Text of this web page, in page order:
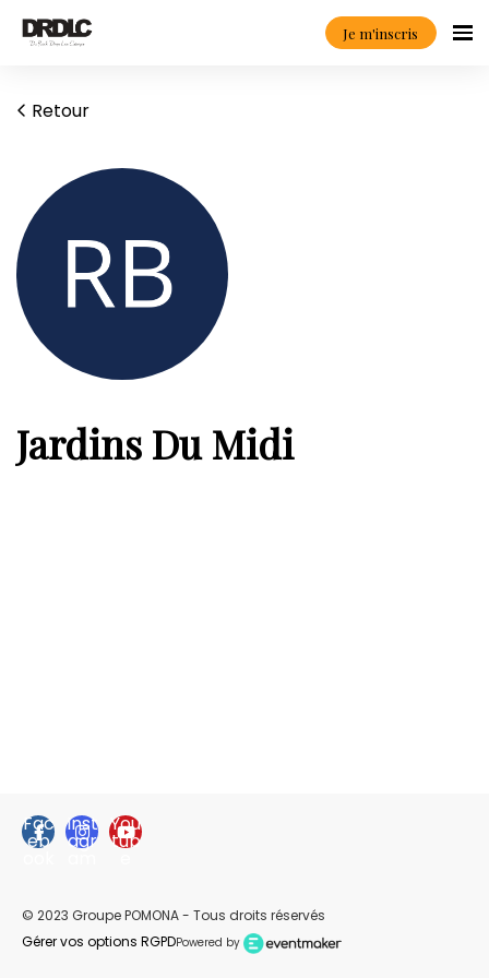
Je m'inscris
Retour
Jardins Du Midi
Fac
eb
Inst
agr
You
tub
© 2023 Groupe POMONA - Tous droits réservés
Gérer vos options RGPDPowered by